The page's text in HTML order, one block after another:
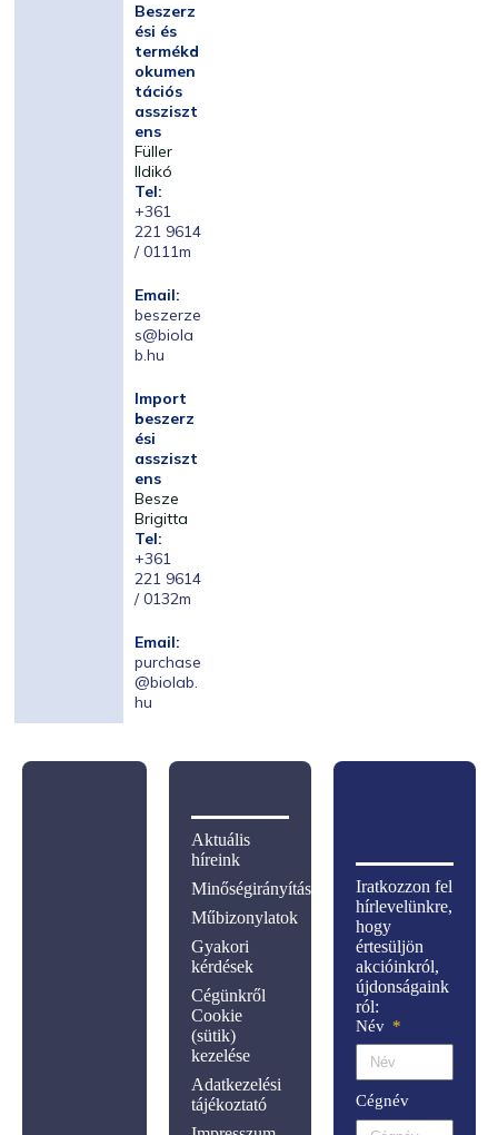
Beszerz
ési és
termékd
okumen
tációs
assziszt
ens
Füller
Ildikó
Tel:
+361
221 9614
/ 0111m
Email:
beszerze
s@biola
b.hu
Import
beszerz
ési
assziszt
ens
Besze
Brigitta
Tel:
+361
221 9614
/ 0132m
Email:
purchase
@biolab.
hu
Iratkozzon fel
hírlevelünkre,
hogy
értesüljön
akcióinkról,
újdonságaink
ról:
Név
Cégnév
Aktuális
híreink
Minőségirányítás
Műbizonylatok
Gyakori
kérdések
Cégünkről
Cookie
(sütik)
kezelése
Adatkezelési
tájékoztató